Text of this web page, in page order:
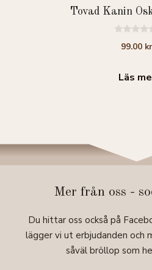
Tovad Kanin
99.00 kr
Läs
Mer från oss -
Du hittar oss också på
lägger vi ut erbjudanden och
såväl bröllop som